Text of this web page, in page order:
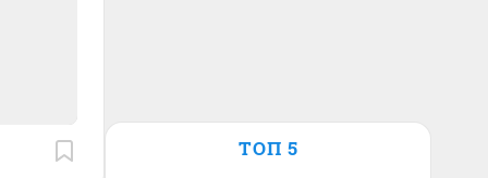
ТОП 5